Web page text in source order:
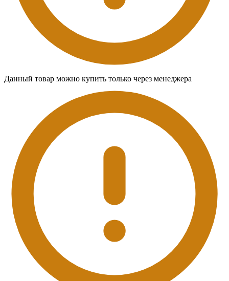
Данный товар можно купить только через менеджера